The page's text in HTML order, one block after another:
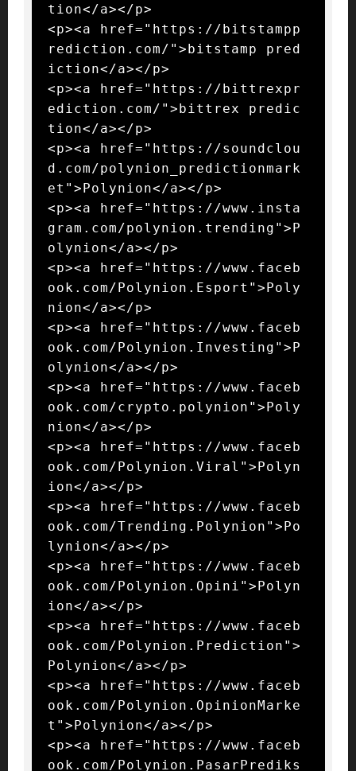
tion</a></p>
<p><a href="https://bitstampp
rediction.com/">bitstamp pred
iction</a></p>
<p><a href="https://bittrexpr
ediction.com/">bittrex predic
tion</a></p>
<p><a href="https://soundclou
d.com/polynion_predictionmark
et">Polynion</a></p>
<p><a href="https://www.insta
gram.com/polynion.trending">P
olynion</a></p>
<p><a href="https://www.faceb
ook.com/Polynion.Esport">Poly
nion</a></p>
<p><a href="https://www.faceb
ook.com/Polynion.Investing">P
olynion</a></p>
<p><a href="https://www.faceb
ook.com/crypto.polynion">Poly
nion</a></p>
<p><a href="https://www.faceb
ook.com/Polynion.Viral">Polyn
ion</a></p>
<p><a href="https://www.faceb
ook.com/Trending.Polynion">Po
lynion</a></p>
<p><a href="https://www.faceb
ook.com/Polynion.Opini">Polyn
ion</a></p>
<p><a href="https://www.faceb
ook.com/Polynion.Prediction">
Polynion</a></p>
<p><a href="https://www.faceb
ook.com/Polynion.OpinionMarke
t">Polynion</a></p>
<p><a href="https://www.faceb
ook.com/Polynion.PasarPrediks